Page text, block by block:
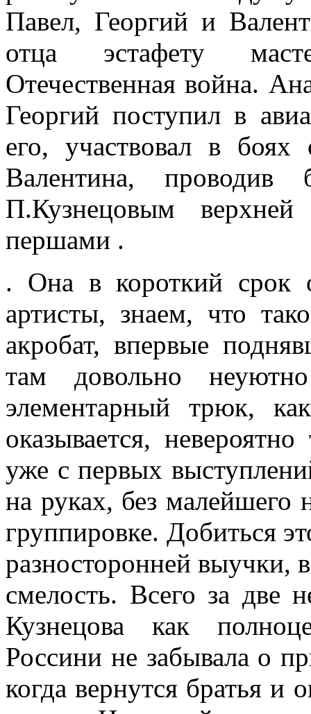
Павел, Георгий и
отца эстафету
Отечественная война.
Георгий поступил в
его, участвовал в боях
Валентина, проводив
П.Кузнецовым
першами .
. Она в короткий срок
артисты, знаем, что
акробат, впервые
там довольно
элементарный трюк,
оказывается,
уже с первых
на руках, без малейшего
группировке. Добиться
разносторонней выучки,
смелость. Всего за две
Кузнецова как
Россини не забывала о
когда вернутся братья и